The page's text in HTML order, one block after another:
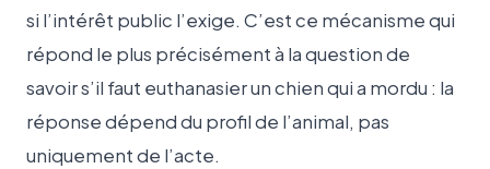
si l’intérêt public l’exige. C’est ce mécanisme qui
répond le plus précisément à la question de
savoir s’il faut euthanasier un chien qui a mordu : la
réponse dépend du profil de l’animal, pas
uniquement de l’acte.